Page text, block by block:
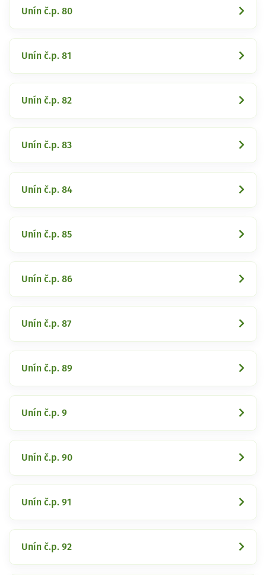
Unín č.p. 80
Unín č.p. 81
Unín č.p. 82
Unín č.p. 83
Unín č.p. 84
Unín č.p. 85
Unín č.p. 86
Unín č.p. 87
Unín č.p. 89
Unín č.p. 9
Unín č.p. 90
Unín č.p. 91
Unín č.p. 92